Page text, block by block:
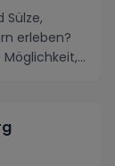
Sülze,
erleben?